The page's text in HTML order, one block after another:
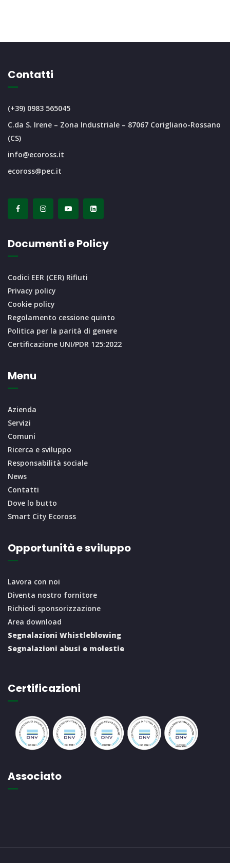
Contatti
(+39) 0983 565045
C.da S. Irene – Zona Industriale – 87067 Corigliano-Rossano
(CS)
info@ecoross.it
ecoross@pec.it
Documenti e Policy
Codici EER (CER) Rifiuti
Privacy policy
Cookie policy
Regolamento cessione quinto
Politica per la parità di genere
Certificazione UNI/PDR 125:2022
Menu
Azienda
Servizi
Comuni
Ricerca e sviluppo
Responsabilità sociale
News
Contatti
Dove lo butto
Smart City Ecoross
Opportunità e sviluppo
Lavora con noi
Diventa nostro fornitore
Richiedi sponsorizzazione
Area download
Segnalazioni Whistleblowing
Segnalazioni abusi e molestie
Certificazioni
Associato